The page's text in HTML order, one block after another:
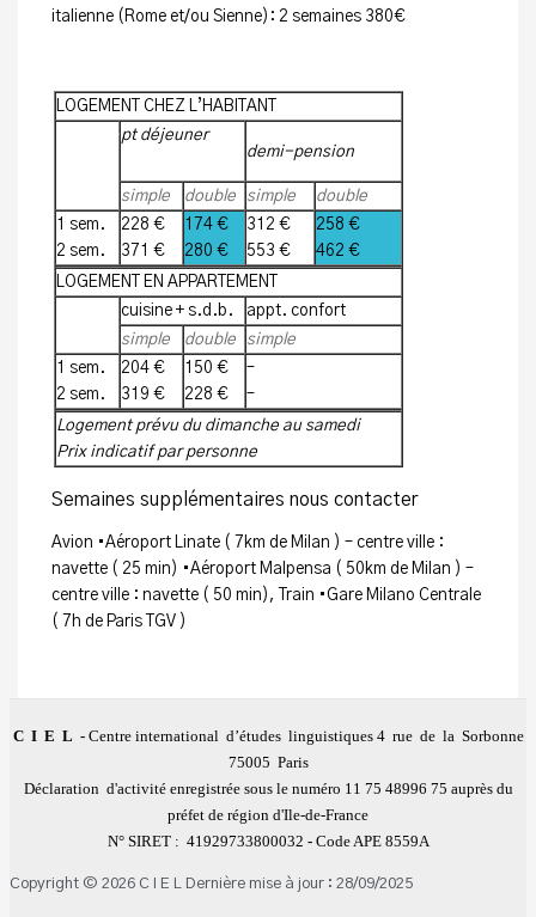
italienne (Rome et/ou Sienne): 2 semaines 380€
LOGEMENT CHEZ L’HABITANT
pt déjeuner
demi-pension
simple double simple
double
1 sem.
2 sem.
228 €
371 €
174 €
280 €
312 €
553 €
258 €
462 €
LOGEMENT EN APPARTEMENT
cuisine + s.d.b.
appt. confort
simple
double simpledouble
1 sem.
2 sem.
204 €
319 €
150 €
228 €
–
–
Logement prévu du dimanche au samedi
Prix indicatif par personne
Semaines supplémentaires nous contacter
Avion •Aéroport Linate ( 7km de Milan ) – centre ville :
navette ( 25 min) •Aéroport Malpensa ( 50km de Milan ) –
centre ville : navette ( 50 min), Train •Gare Milano Centrale
( 7h de Paris TGV )
C I E L -Centre international d’études linguistiques 4 rue de la Sorbonne
75005 Paris
Déclaration d'activité enregistrée sous le numéro 11 75 48996 75 auprès du
préfet de région d'Ile-de-France
N° SIRET : 41929733800032 -Code APE 8559A
Copyright © 2026 C I E L Dernière mise à jour : 28/09/2025